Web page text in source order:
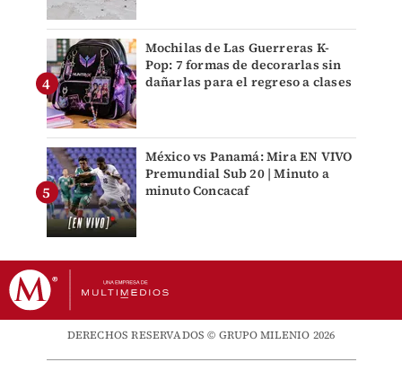
Mochilas de Las Guerreras K-
Pop: 7 formas de decorarlas sin
dañarlas para el regreso a clases
México vs Panamá: Mira EN VIVO
Premundial Sub 20 | Minuto a
minuto Concacaf
DERECHOS RESERVADOS © GRUPO MILENIO 2026